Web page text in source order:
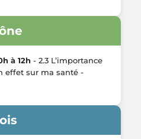
à 12h - 2.3 L’importance
effet sur ma santé -